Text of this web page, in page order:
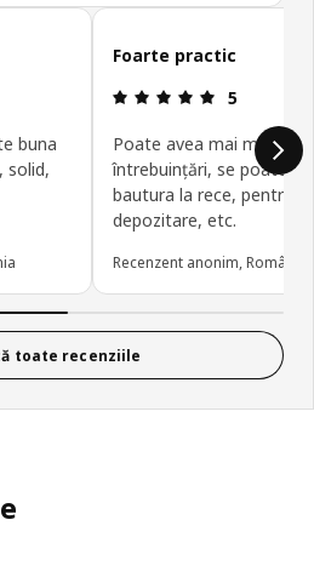
generală: 5 din 5 stele
buna
solid,
Foarte practic
5
Poate avea mai multe
întrebuințări, se poate
bautura la rece, pentru
depozitare, etc.
Recenzent anonim, România
toate recenziile